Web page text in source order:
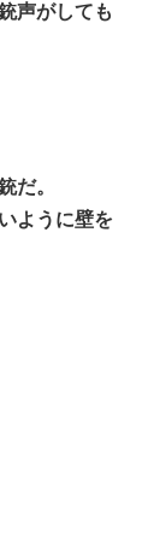
声がしても
だ。
ように壁を